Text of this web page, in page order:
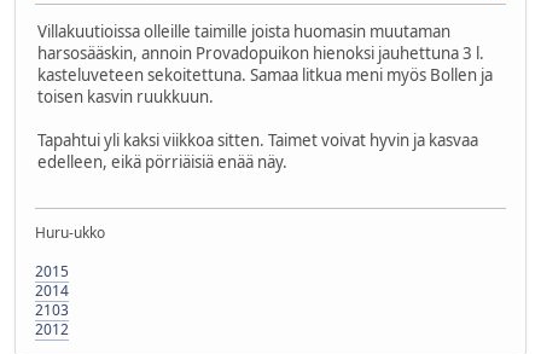
Villakuutioissa olleille taimille joista huomasin muutaman
harsosääskin, annoin Provadopuikon hienoksi jauhettuna 3 l.
kasteluveteen sekoitettuna. Samaa litkua meni myös Bollen ja
toisen kasvin ruukkuun.
Tapahtui yli kaksi viikkoa sitten. Taimet voivat hyvin ja kasvaa
edelleen, eikä pörriäisiä enää näy.
Huru-ukko
2015
2014
2103
2012